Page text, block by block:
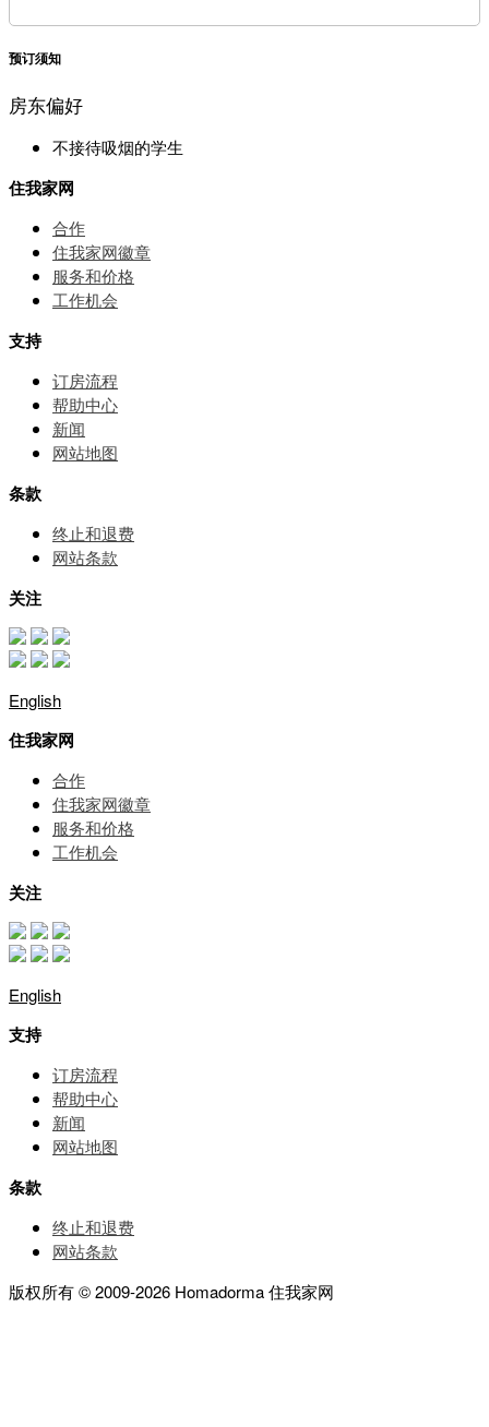
预订须知
房东偏好
不接待吸烟的学生
住我家网
合作
住我家网徽章
服务和价格
⼯作机会
支持
订房流程
帮助中⼼
新闻
网站地图
条款
终止和退费
网站条款
关注
English
住我家网
合作
住我家网徽章
服务和价格
⼯作机会
关注
English
支持
订房流程
帮助中⼼
新闻
网站地图
条款
终止和退费
网站条款
版权所有 © 2009-2026 Homadorma 住我家网